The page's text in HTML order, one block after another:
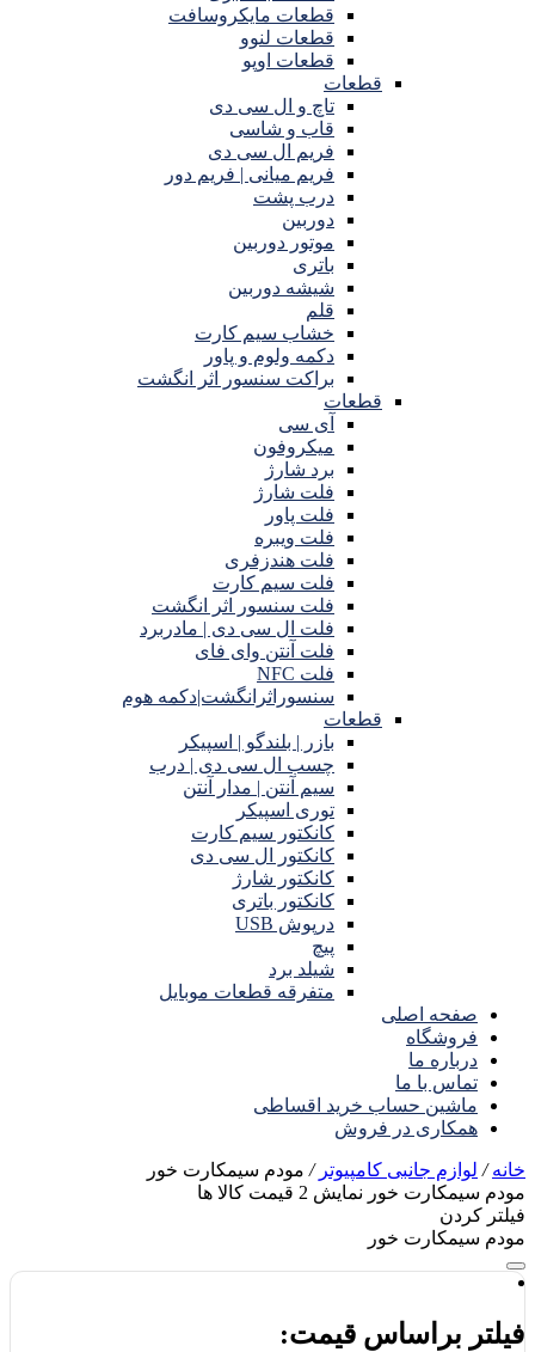
قطعات مایکروسافت
قطعات لنوو
قطعات اوپو
قطعات
تاچ و ال سی دی
قاب و شاسی
فریم ال سی دی
فریم میانی | فریم دور
درب پشت
دوربین
موتور دوربین
باتری
شیشه دوربین
قلم
خشاب سیم کارت
دکمه ولوم و پاور
براکت سنسور اثر انگشت
قطعات
آی سی
میکروفون
برد شارژ
فلت شارژ
فلت پاور
فلت ویبره
فلت هندزفری
فلت سیم کارت
فلت سنسور اثر انگشت
فلت ال سی دی | مادربرد
فلت آنتن وای فای
فلت NFC
سنسوراثرانگشت|دکمه هوم
قطعات
بازر | بلندگو | اسپیکر
چسب ال سی دی | درب
سیم آنتن | مدار آنتن
توری اسپیکر
کانکتور سیم کارت
کانکتور ال سی دی
کانکتور شارژ
کانکتور باتری
درپوش USB
پیچ
شیلد برد
متفرقه قطعات موبایل
صفحه اصلی
فروشگاه
درباره ما
تماس با ما
ماشین حساب خرید اقساطی
همکاری در فروش
خانه/ لوازم جانبی کامپیوتر / مودم سیمکارت خور
مودم سیمکارت خور نمایش 2 قیمت کالا ها
فیلتر کردن
مودم سیمکارت خور
فیلتر براساس قیمت: